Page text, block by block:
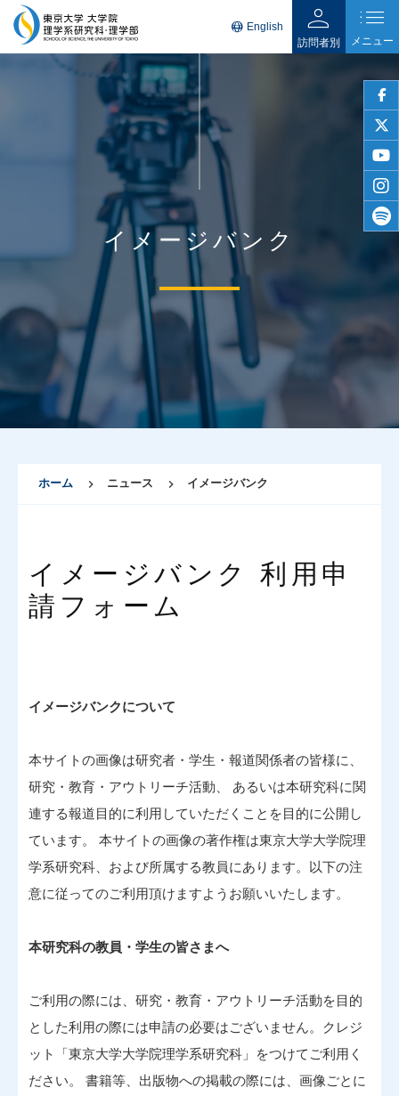
twitter
language English person
訪問者別
list
メニュー
イメージバンク
ホーム ニュース イメージバンク
イメージバンク 利用申
請フォーム
イメージバンクについて
本サイトの画像は研究者・学生・報道関係者の皆様に、
研究・教育・アウトリーチ活動、 あるいは本研究科に関
連する報道目的に利用していただくことを目的に公開し
ています。 本サイトの画像の著作権は東京大学大学院理
学系研究科、および所属する教員にあります。以下の注
意に従ってのご利用頂けますようお願いいたします。
本研究科の教員・学生の皆さまへ
ご利用の際には、研究・教育・アウトリーチ活動を目的
とした利用の際には申請の必要はございません。クレジ
ット「東京大学大学院理学系研究科」をつけてご利用く
ださい。 書籍等、出版物への掲載の際には、画像ごとに